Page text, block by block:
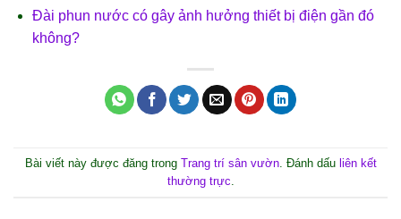
Đài phun nước có gây ảnh hưởng thiết bị điện gần đó
không?
Bài viết này được đăng trong Trang trí sân vườn. Đánh dấu liên kết
thường trực